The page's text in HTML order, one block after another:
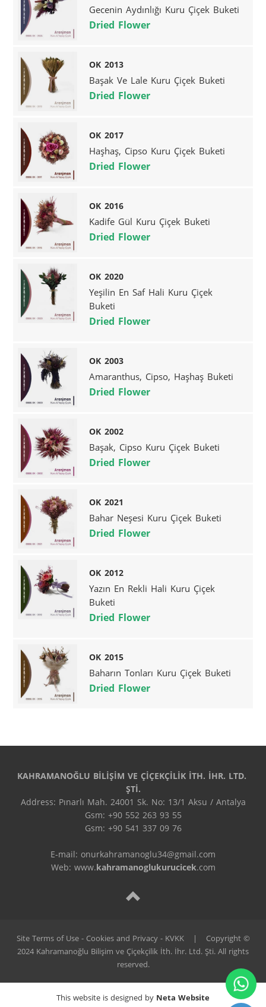
Gecenin Aydınlığı Kuru Çiçek Buketi
Dried Flower
OK 2013
Başak Ve Lale Kuru Çiçek Buketi
Dried Flower
OK 2017
Haşhaş, Cipso Kuru Çiçek Buketi
Dried Flower
OK 2016
Kadife Gül Kuru Çiçek Buketi
Dried Flower
OK 2020
Yeşilin En Saf Hali Kuru Çiçek
Buketi
Dried Flower
OK 2003
Amaranthus, Cipso, Haşhaş Buketi
Dried Flower
OK 2002
Başak, Cipso Kuru Çiçek Buketi
Dried Flower
OK 2021
Bahar Neşesi Kuru Çiçek Buketi
Dried Flower
OK 2012
Yazın En Rekli Hali Kuru Çiçek
Buketi
Dried Flower
OK 2015
Baharın Tonları Kuru Çiçek Buketi
Dried Flower
KAHRAMANOĞLU BİLİŞİM VE ÇİÇEKÇİLİK İTH. İHR. LTD.
ŞTİ.
Address: Pınarlı Mah. 24001 Sk. No: 13/1 Aksu / Antalya
Gsm: +90 552 263 93 55
Gsm: +90 541 337 09 76
E-mail: onurkahramanoglu34@gmail.com
Web: www.kahramanoglukurucicek.com
Site Terms of Use - Cookies and Privacy - KVKK |
Copyright ©
2024 Kahramanoğlu Bilişim ve Çiçekçilik İth. İhr. Ltd. Şti. All rights
reserved.
This website is designed by Neta Website